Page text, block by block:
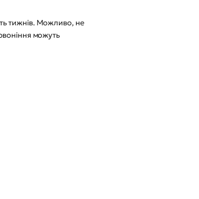
тижнів. Можливо, не
можуть